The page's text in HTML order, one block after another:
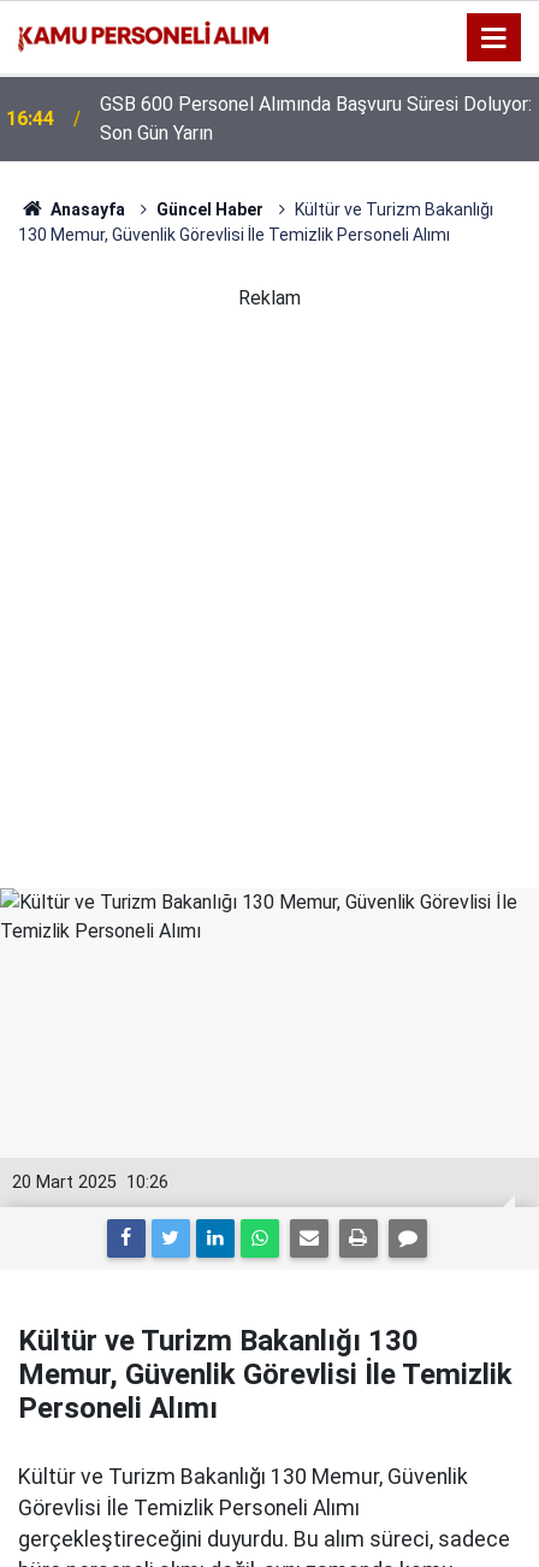
16:44
GSB 600 Personel Alımında Başvuru Süresi Doluyor:
Son Gün Yarın
Anasayfa Güncel Haber
Kültür ve Turizm Bakanlığı
130 Memur, Güvenlik Görevlisi İle Temizlik Personeli Alımı
Reklam
10:26
20 Mart 2025
Kültür ve Turizm Bakanlığı 130
Memur, Güvenlik Görevlisi İle Temizlik
Personeli Alımı
Kültür ve Turizm Bakanlığı 130 Memur, Güvenlik
Görevlisi İle Temizlik Personeli Alımı
gerçekleştireceğini duyurdu. Bu alım süreci, sadece